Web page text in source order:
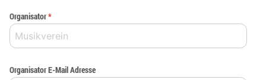
Organisator*
Organisator E-Mail Adresse